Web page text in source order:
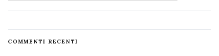
COMMENTI RECENTI